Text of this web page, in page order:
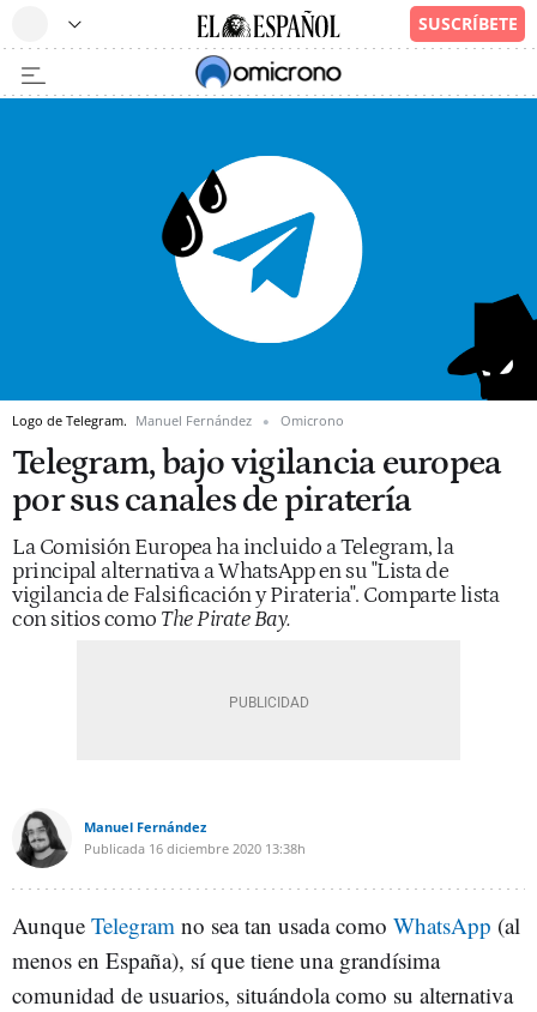
Logo de Telegram. Manuel Fernández Omicrono
Telegram, bajo vigilancia europea
por sus canales de piratería
La Comisión Europea ha incluido a Telegram, la
principal alternativa a WhatsApp en su "Lista de
vigilancia de Falsificación y Pirateria". Comparte lista
con sitios como The Pirate Bay.
Manuel Fernández
Publicada 16 diciembre 2020 13:38h
Aunque Telegram no sea tan usada como WhatsApp (al
menos en España), sí que tiene una grandísima
comunidad de usuarios, situándola como su alternativa